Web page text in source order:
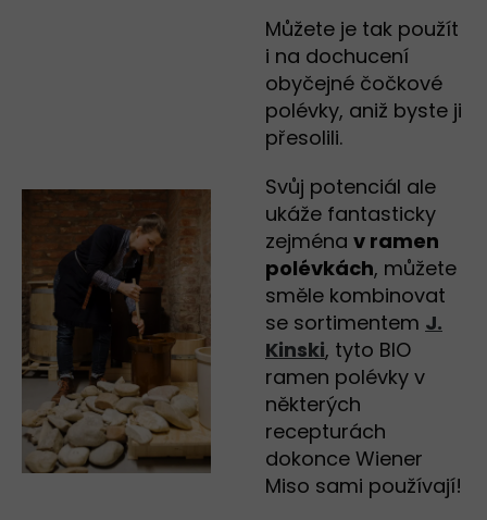
Můžete je tak použít
i na dochucení
obyčejné čočkové
polévky, aniž byste ji
přesolili.
Svůj potenciál ale
ukáže fantasticky
zejména v ramen
polévkách, můžete
směle kombinovat
se sortimentem J.
Kinski, tyto BIO
ramen polévky v
některých
recepturách
dokonce Wiener
Miso sami používají!